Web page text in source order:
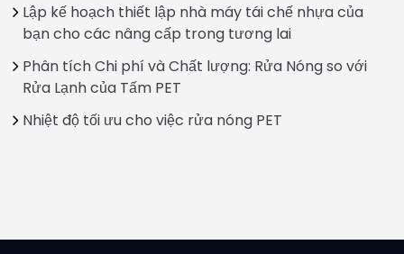
Lập kế hoạch thiết lập nhà máy tái chế nhựa của
bạn cho các nâng cấp trong tương lai
Phân tích Chi phí và Chất lượng: Rửa Nóng so với
Rửa Lạnh của Tấm PET
Nhiệt độ tối ưu cho việc rửa nóng PET